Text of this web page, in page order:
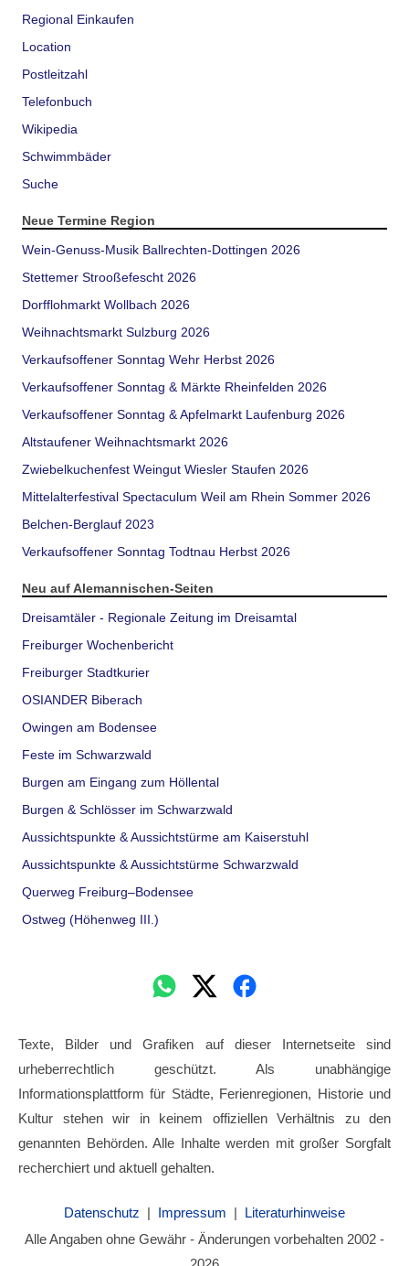
Regional Einkaufen
Location
Postleitzahl
Telefonbuch
Wikipedia
Schwimmbäder
Suche
Neue Termine Region
Wein-Genuss-Musik Ballrechten-Dottingen 2026
Stettemer Strooßefescht 2026
Dorfflohmarkt Wollbach 2026
Weihnachtsmarkt Sulzburg 2026
Verkaufsoffener Sonntag Wehr Herbst 2026
Verkaufsoffener Sonntag & Märkte Rheinfelden 2026
Verkaufsoffener Sonntag & Apfelmarkt Laufenburg 2026
Altstaufener Weihnachtsmarkt 2026
Zwiebelkuchenfest Weingut Wiesler Staufen 2026
Mittelalterfestival Spectaculum Weil am Rhein Sommer 2026
Belchen-Berglauf 2023
Verkaufsoffener Sonntag Todtnau Herbst 2026
Neu auf Alemannischen-Seiten
Dreisamtäler - Regionale Zeitung im Dreisamtal
Freiburger Wochenbericht
Freiburger Stadtkurier
OSIANDER Biberach
Owingen am Bodensee
Feste im Schwarzwald
Burgen am Eingang zum Höllental
Burgen & Schlösser im Schwarzwald
Aussichtspunkte & Aussichtstürme am Kaiserstuhl
Aussichtspunkte & Aussichtstürme Schwarzwald
Querweg Freiburg–Bodensee
Ostweg (Höhenweg III.)
Texte, Bilder und Grafiken auf dieser Internetseite sind
urheberrechtlich geschützt. Als unabhängige
Informationsplattform für Städte, Ferienregionen, Historie und
Kultur stehen wir in keinem offiziellen Verhältnis zu den
genannten Behörden. Alle Inhalte werden mit großer Sorgfalt
recherchiert und aktuell gehalten.
Datenschutz | Impressum | Literaturhinweise
Alle Angaben ohne Gewähr - Änderungen vorbehalten 2002 -